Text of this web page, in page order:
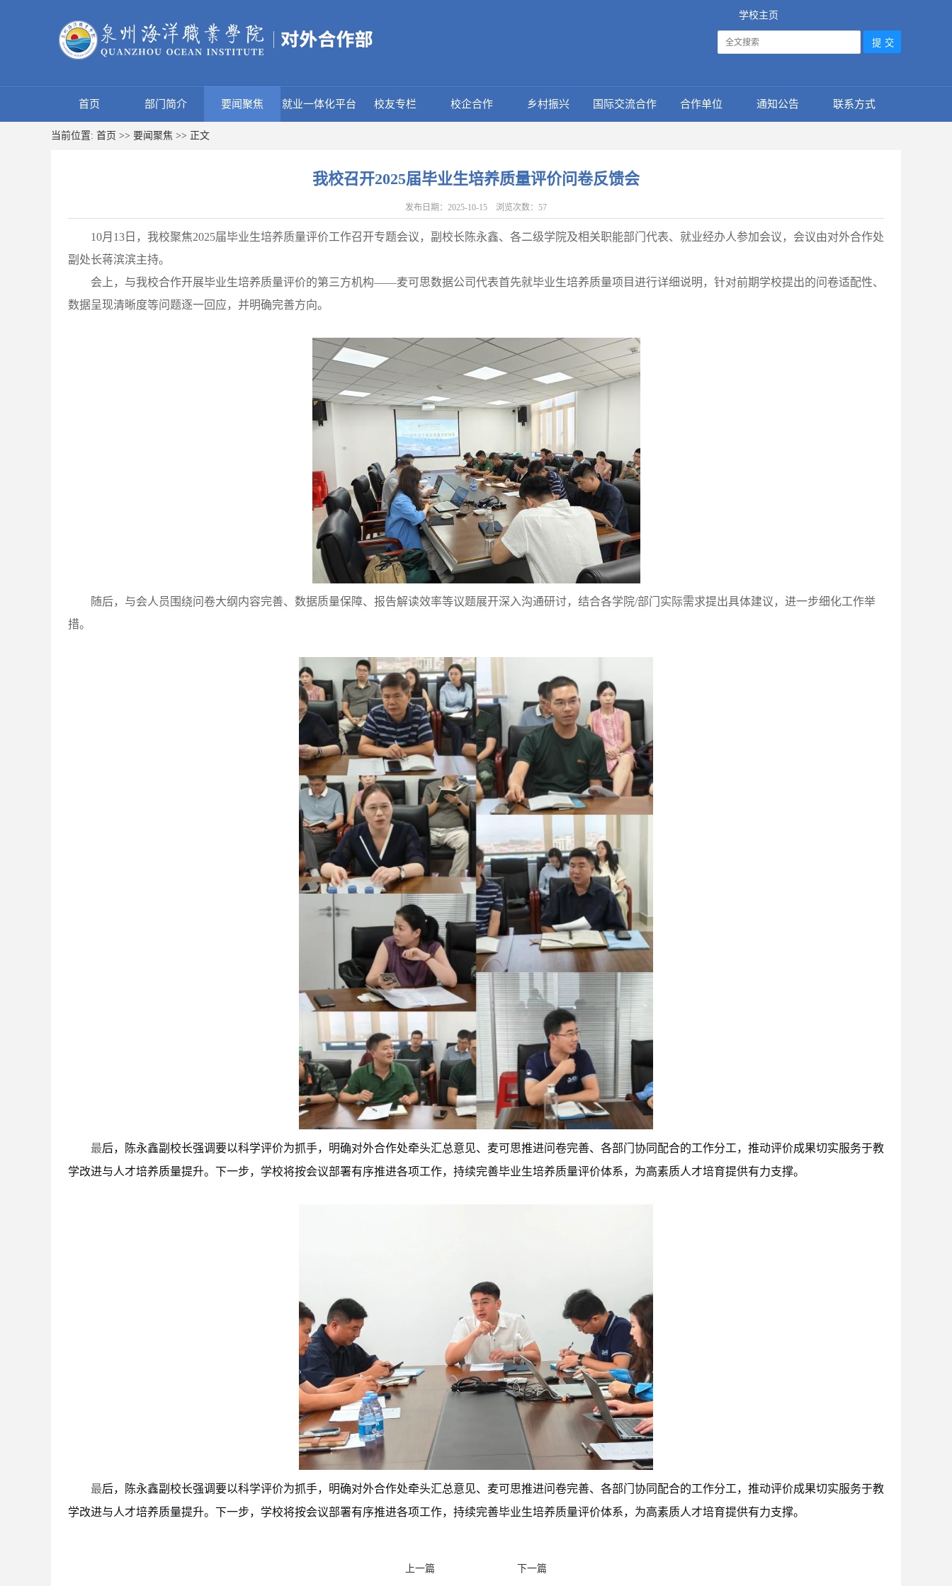
学校主页
首页 部门简介 要闻聚焦 就业一体化平台 校友专栏 校企合作 乡村振兴 国际交流合作 合作单位 通知公告 联系方式
当前位置: 首页 >> 要闻聚焦 >> 正文
我校召开2025届毕业生培养质量评价问卷反馈会
发布日期：2025-10-15 浏览次数： 57
10月13日，我校聚焦2025届毕业生培养质量评价工作召开专题会议，副校长陈永鑫、各二级学院及相关职能部门代表、就业经办人参加会议，会议由对外合作处
副处长蒋滨滨主持。
会上，与我校合作开展毕业生培养质量评价的第三方机构——麦可思数据公司代表首先就毕业生培养质量项目进行详细说明，针对前期学校提出的问卷适配性、
数据呈现清晰度等问题逐一回应，并明确完善方向。
随后，与会人员围绕问卷大纲内容完善、数据质量保障、报告解读效率等议题展开深入沟通研讨，结合各学院/部门实际需求提出具体建议，进一步细化工作举
措。
最后，陈永鑫副校长强调要以科学评价为抓手，明确对外合作处牵头汇总意见、麦可思推进问卷完善、各部门协同配合的工作分工，推动评价成果切实服务于教
学改进与人才培养质量提升。下一步，学校将按会议部署有序推进各项工作，持续完善毕业生培养质量评价体系，为高素质人才培育提供有力支撑。
最后，陈永鑫副校长强调要以科学评价为抓手，明确对外合作处牵头汇总意见、麦可思推进问卷完善、各部门协同配合的工作分工，推动评价成果切实服务于教
学改进与人才培养质量提升。下一步，学校将按会议部署有序推进各项工作，持续完善毕业生培养质量评价体系，为高素质人才培育提供有力支撑。
上一篇 下一篇